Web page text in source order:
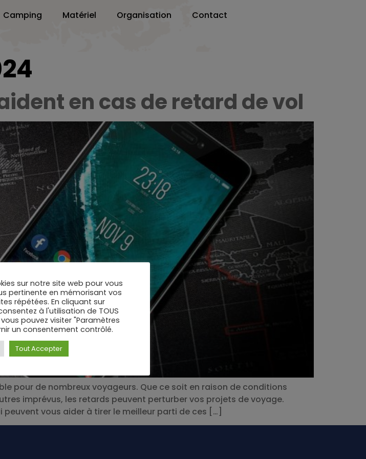
Camping Matériel Organisation Contact
en cas de retard de vol
pour de nombreux voyageurs. Que ce soit en raison de conditions
imprévus, les retards peuvent perturber vos projets de voyage.
peuvent vous aider à tirer le meilleur parti de ces […]
sur notre site web pour vous
pertinente en mémorisant vos
répétées. En cliquant sur
à l'utilisation de TOUS
pouvez visiter "Paramètres
un consentement contrôlé.
Tout Accepter